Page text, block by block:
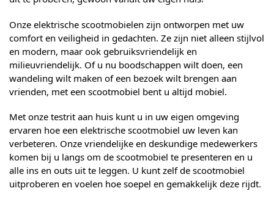
Onze elektrische scootmobielen zijn ontworpen met uw
comfort en veiligheid in gedachten. Ze zijn niet alleen stijlvol
en modern, maar ook gebruiksvriendelijk en
milieuvriendelijk. Of u nu boodschappen wilt doen, een
wandeling wilt maken of een bezoek wilt brengen aan
vrienden, met een scootmobiel bent u altijd mobiel.
Met onze testrit aan huis kunt u in uw eigen omgeving
ervaren hoe een elektrische scootmobiel uw leven kan
verbeteren. Onze vriendelijke en deskundige medewerkers
komen bij u langs om de scootmobiel te presenteren en u
alle ins en outs uit te leggen. U kunt zelf de scootmobiel
uitproberen en voelen hoe soepel en gemakkelijk deze rijdt.